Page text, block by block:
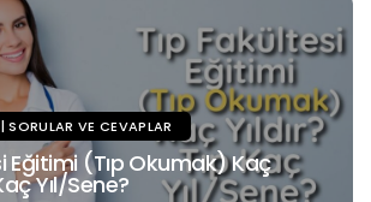
SORULAR VE CEVAPLAR
Eğitimi (Tıp Okumak) Kaç
Yıl/Sene?